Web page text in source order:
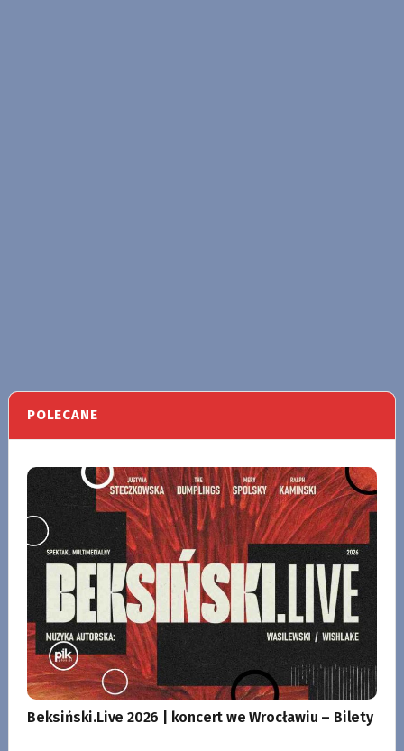
POLECANE
Beksiński.Live 2026 | koncert we Wrocławiu – Bilety